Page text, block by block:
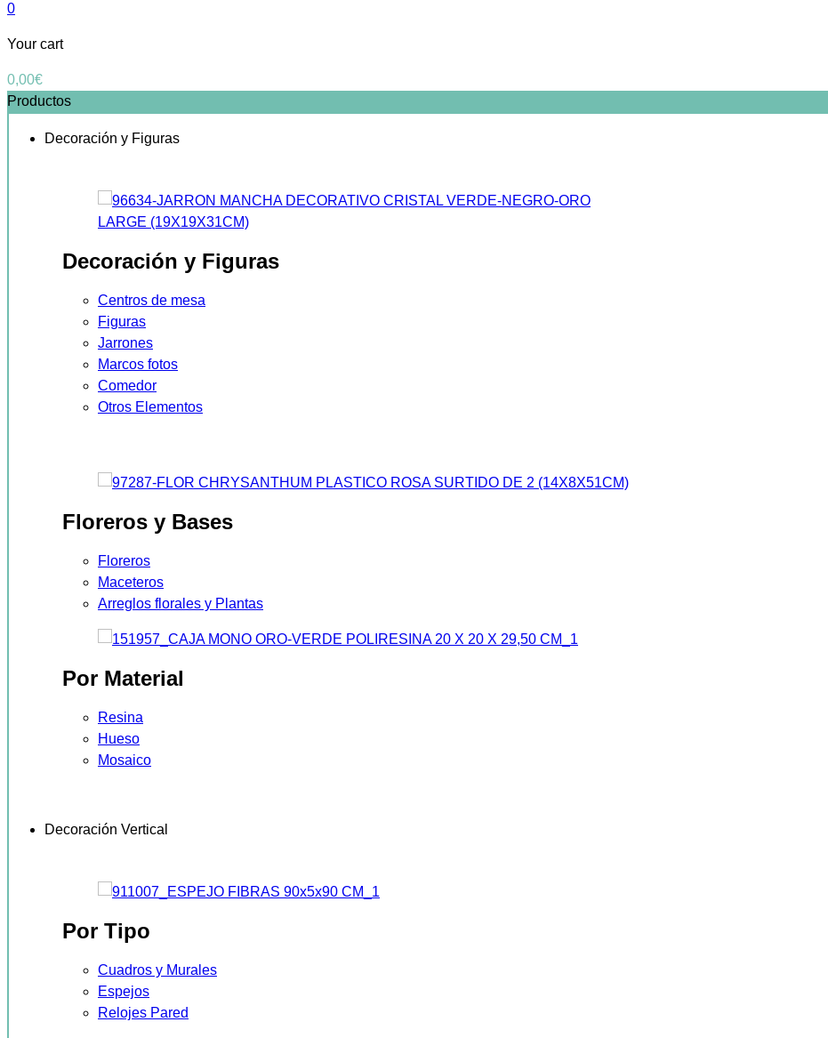
0
Your cart
0,00€
Productos
Decoración y Figuras
Decoración y Figuras
Centros de mesa
Figuras
Jarrones
Marcos fotos
Comedor
Otros Elementos
Floreros y Bases
Floreros
Maceteros
Arreglos florales y Plantas
Por Material
Resina
Hueso
Mosaico
Decoración Vertical
Por Tipo
Cuadros y Murales
Espejos
Relojes Pared